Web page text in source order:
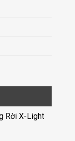
Rời X-Light